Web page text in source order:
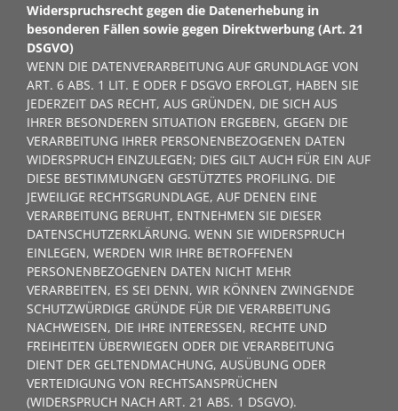
Widerspruchsrecht gegen die Datenerhebung in
besonderen Fällen sowie gegen Direktwerbung (Art. 21
DSGVO)
WENN DIE DATENVERARBEITUNG AUF GRUNDLAGE VON
ART. 6 ABS. 1 LIT. E ODER F DSGVO ERFOLGT, HABEN SIE
JEDERZEIT DAS RECHT, AUS GRÜNDEN, DIE SICH AUS
IHRER BESONDEREN SITUATION ERGEBEN, GEGEN DIE
VERARBEITUNG IHRER PERSONENBEZOGENEN DATEN
WIDERSPRUCH EINZULEGEN; DIES GILT AUCH FÜR EIN AUF
DIESE BESTIMMUNGEN GESTÜTZTES PROFILING. DIE
JEWEILIGE RECHTSGRUNDLAGE, AUF DENEN EINE
VERARBEITUNG BERUHT, ENTNEHMEN SIE DIESER
DATENSCHUTZERKLÄRUNG. WENN SIE WIDERSPRUCH
EINLEGEN, WERDEN WIR IHRE BETROFFENEN
PERSONENBEZOGENEN DATEN NICHT MEHR
VERARBEITEN, ES SEI DENN, WIR KÖNNEN ZWINGENDE
SCHUTZWÜRDIGE GRÜNDE FÜR DIE VERARBEITUNG
NACHWEISEN, DIE IHRE INTERESSEN, RECHTE UND
FREIHEITEN ÜBERWIEGEN ODER DIE VERARBEITUNG
DIENT DER GELTENDMACHUNG, AUSÜBUNG ODER
VERTEIDIGUNG VON RECHTSANSPRÜCHEN
(WIDERSPRUCH NACH ART. 21 ABS. 1 DSGVO).